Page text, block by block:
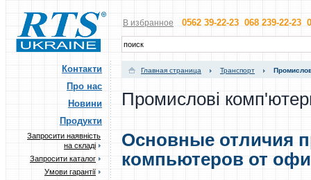
В избранное 0562 39-22-23 068 239-22-23
Контакти
Про нас
Новини
Продукти
Запросити наявність
на складі
Запросити каталог
Умови гарантії
Главная страница Транспорт
Промислові
Основные отличия
компьютеров от